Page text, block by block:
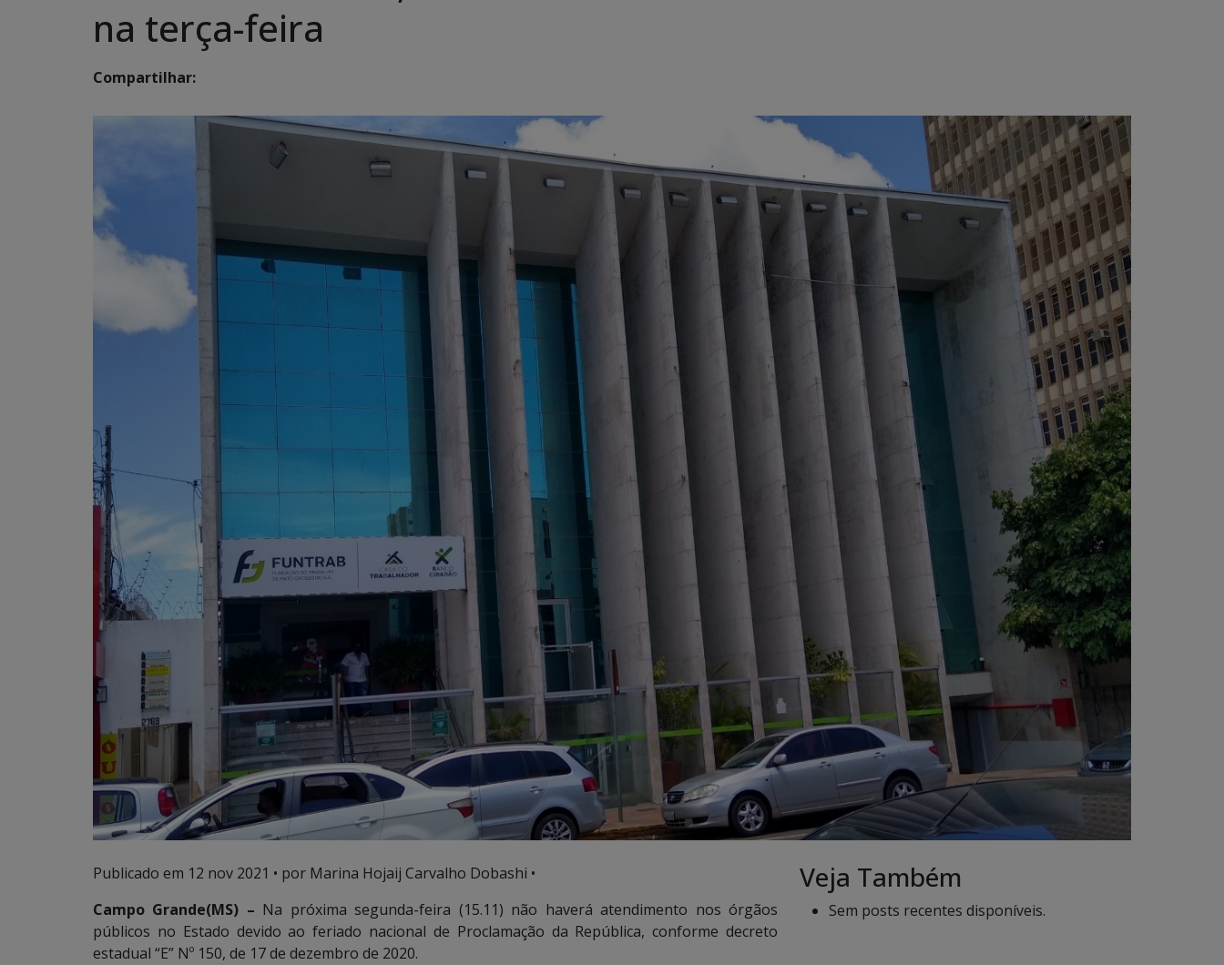
na terça-feira
Compartilhar:
Publicado em 12 nov 2021 • por Marina Hojaij Carvalho Dobashi •
Campo Grande(MS) – Na próxima segunda-feira (15.11) não haverá atendimento nos órgãos
públicos no Estado devido ao feriado nacional de Proclamação da República, conforme decreto
estadual “E” Nº 150, de 17 de dezembro de 2020.
Veja Também
Sem posts recentes disponíveis.